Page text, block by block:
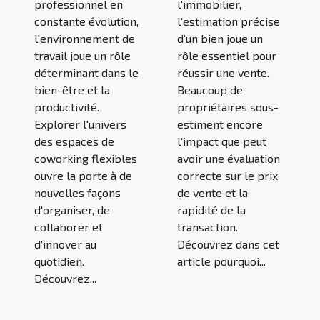
professionnel en
constante évolution,
l'environnement de
travail joue un rôle
déterminant dans le
bien-être et la
productivité.
Explorer l'univers
des espaces de
coworking flexibles
ouvre la porte à de
nouvelles façons
d'organiser, de
collaborer et
d'innover au
quotidien.
Découvrez...
l'immobilier,
l'estimation précise
d'un bien joue un
rôle essentiel pour
réussir une vente.
Beaucoup de
propriétaires sous-
estiment encore
l'impact que peut
avoir une évaluation
correcte sur le prix
de vente et la
rapidité de la
transaction.
Découvrez dans cet
article pourquoi...